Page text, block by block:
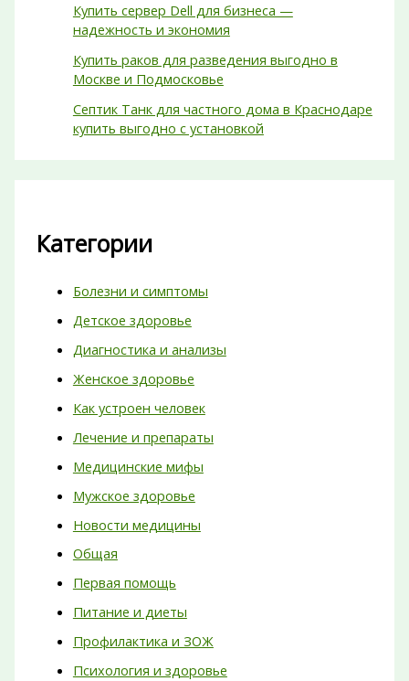
Купить сервер Dell для бизнеса —
надежность и экономия
Купить раков для разведения выгодно в
Москве и Подмосковье
Септик Танк для частного дома в Краснодаре
купить выгодно с установкой
Категории
Болезни и симптомы
Детское здоровье
Диагностика и анализы
Женское здоровье
Как устроен человек
Лечение и препараты
Медицинские мифы
Мужское здоровье
Новости медицины
Общая
Первая помощь
Питание и диеты
Профилактика и ЗОЖ
Психология и здоровье